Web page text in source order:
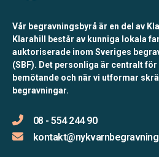
Vår begravningsbyrå är en del av
Klarahill består av kunniga lokala
auktoriserade inom Sveriges
(SBF). Det personliga är centralt
bemötande och när vi utformar
begravningar.
08 - 554 244 90